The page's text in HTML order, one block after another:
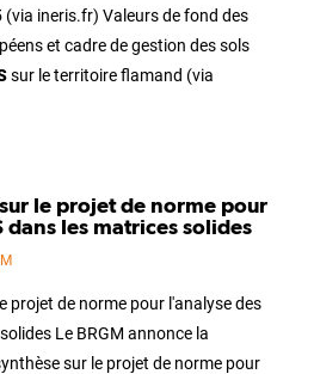
ineris.fr) Valeurs de fond des
et cadre de gestion des sols
sur le territoire flamand (via
le projet de norme pour
dans les matrices solides
projet de norme pour l'analyse des
Le BRGM annonce la
sur le projet de norme pour